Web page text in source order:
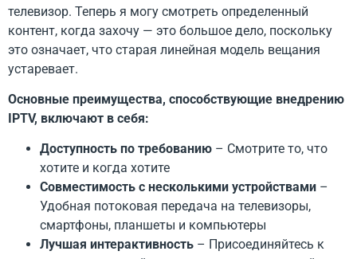
телевизор. Теперь я могу смотреть определенный
контент, когда захочу — это большое дело, поскольку
это означает, что старая линейная модель вещания
устаревает.
Основные преимущества, способствующие внедрению
IPTV, включают в себя:
Доступность по требованию – Смотрите то, что
хотите и когда хотите
Совместимость с несколькими устройствами –
Удобная потоковая передача на телевизоры,
смартфоны, планшеты и компьютеры
Лучшая интерактивность – Присоединяйтесь к